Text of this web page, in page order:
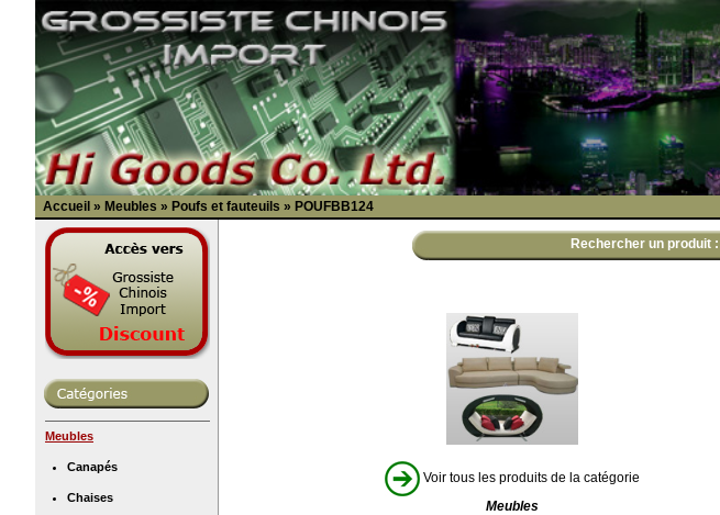
Accueil » Meubles » Poufs et fauteuils » POUFBB124
Meubles
Canapés
Chaises
Rechercher un produit :
Voir tous les produits de la catégorie
Meubles